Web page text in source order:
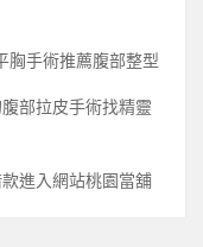
胸手術推薦腹部整型
部拉皮手術找精靈
進入網站桃園當舖